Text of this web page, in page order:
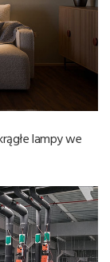
lampy we